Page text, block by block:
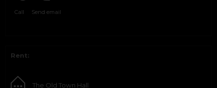
Call Send email
Rent:
The Old Town Hall